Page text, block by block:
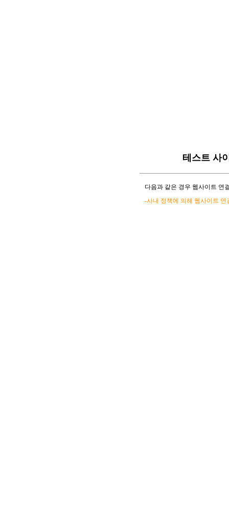
테스트 사
다음과 같은 경우 웹사이트 연
-사내 정책에 의해 웹사이트